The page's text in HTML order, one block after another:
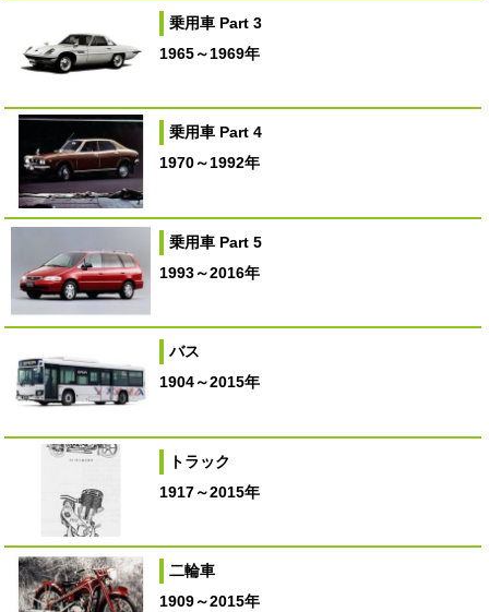
乗用車 Part 3
1965～1969年
乗用車 Part 4
1970～1992年
乗用車 Part 5
1993～2016年
バス
1904～2015年
トラック
1917～2015年
二輪車
1909～2015年